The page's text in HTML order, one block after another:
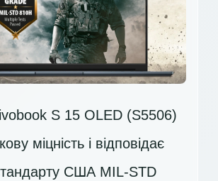
S 15 OLED (S5506)
міцність і відповідає
США MIL-STD